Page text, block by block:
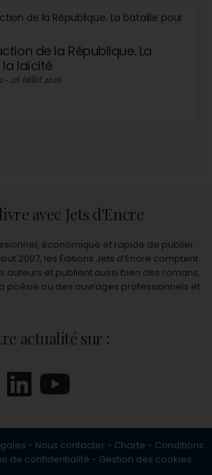
de la République. La
laïcité
par lectures.suzannees - 28 juillet 2026
avec Jets d'Encre
économique et rapide de publier
2007, les Éditions Jets d’Encre comptent
auteurs et publient aussi bien des romans,
poésie ou des ouvrages professionnels et
actualité sur :
- Nous contacter - Charte - Conditions
de confidentialité - Gestion des cookies